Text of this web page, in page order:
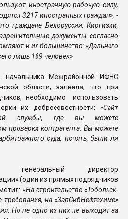
иностранную рабочую силу,
3217 иностранных граждан», -
граждане Белоруссии, Киргизии,
документы согласно
и их большинство: «Дальнего
лишь 169 человек».
начальника Межрайонной ИФНС
области, заявила, что при
необходимо использовать
их добросовестности: «Сайт
службы, где вы можете
проверки контрагента. Вы можете
суда, понять, были ли
генеральный директор
(один из прямых подрядчиков
«На строительстве «Тобольск-
на «ЗапСибНефтехиме»
Но не одно из них не выходит за